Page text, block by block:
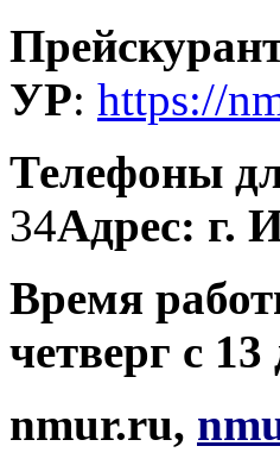
УР: https://
Телефоны
34Адрес: г.
Время
четверг с 13
nmur.ru,